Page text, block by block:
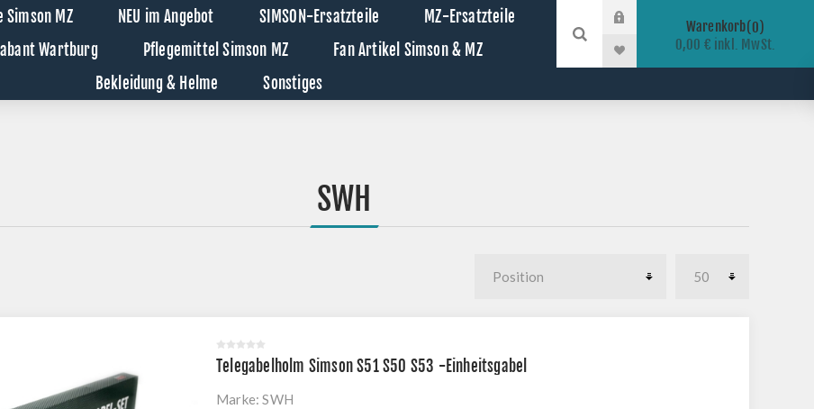
Simson MZ NEU im Angebot SIMSON-Ersatzteile
MZ-Ersatzteile
Wartburg
Pflegemittel Simson MZ
Fan Artikel Simson & MZ
Bekleidung & Helme
Sonstiges
Warenkorb 0
0,00 € inkl. MwSt.
SWH
Telegabelholm Simson S51 S50 S53 -Einheitsgabel
Marke: SWH